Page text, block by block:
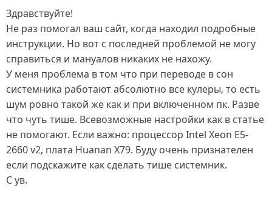
Здравствуйте!
Не раз помогал ваш сайт, когда находил подробные
инструкции. Но вот с последней проблемой не могу
справиться и мануалов никаких не нахожу.
У меня проблема в том что при переводе в сон
системника работают абсолютно все кулеры, то есть
шум ровно такой же как и при включенном пк. Разве
что чуть тише. Всевозможные настройки как в статье
не помогают. Если важно: процессор Intel Xeon E5-
2660 v2, плата Huanan X79. Буду очень признателен
если подскажите как сделать тише системник.
С ув.